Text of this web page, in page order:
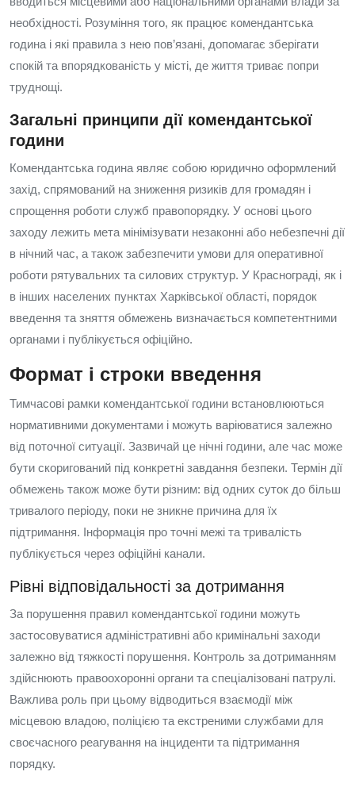
необхідності. Розуміння того, як працює комендантська
година і які правила з нею пов’язані, допомагає зберігати
спокій та впорядкованість у місті, де життя триває попри
труднощі.
Загальні принципи дії комендантської
години
Комендантська година являє собою юридично оформлений
захід, спрямований на зниження ризиків для громадян і
спрощення роботи служб правопорядку. У основі цього
заходу лежить мета мінімізувати незаконні або небезпечні дії
в нічний час, а також забезпечити умови для оперативної
роботи рятувальних та силових структур. У Краснограді, як і
в інших населених пунктах Харківської області, порядок
введення та зняття обмежень визначається компетентними
органами і публікується офіційно.
Формат і строки введення
Тимчасові рамки комендантської години встановлюються
нормативними документами і можуть варіюватися залежно
від поточної ситуації. Зазвичай це нічні години, але час може
бути скоригований під конкретні завдання безпеки. Термін дії
обмежень також може бути різним: від одних суток до більш
тривалого періоду, поки не зникне причина для їх
підтримання. Інформація про точні межі та тривалість
публікується через офіційні канали.
Рівні відповідальності за дотримання
За порушення правил комендантської години можуть
застосовуватися адміністративні або кримінальні заходи
залежно від тяжкості порушення. Контроль за дотриманням
здійснюють правоохоронні органи та спеціалізовані патрулі.
Важлива роль при цьому відводиться взаємодії між
місцевою владою, поліцією та екстреними службами для
своєчасного реагування на інциденти та підтримання
порядку.